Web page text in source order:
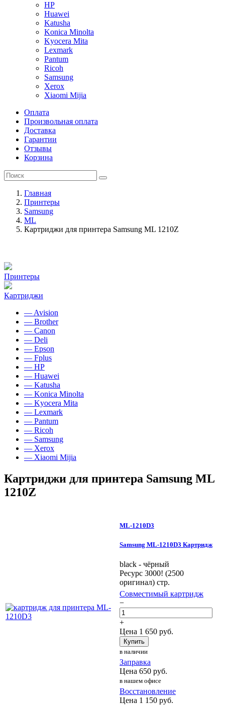
HP
Huawei
Katusha
Konica Minolta
Kyocera Mita
Lexmark
Pantum
Ricoh
Samsung
Xerox
Xiaomi Mijia
Оплата
Произвольная оплата
Доставка
Гарантии
Отзывы
Корзина
Главная
Принтеры
Samsung
ML
Картриджи для принтера Samsung ML 1210Z
Принтеры
Картриджи
— Avision
— Brother
— Canon
— Deli
— Epson
— Fplus
— HP
— Huawei
— Katusha
— Konica Minolta
— Kyocera Mita
— Lexmark
— Pantum
— Ricoh
— Samsung
— Xerox
— Xiaomi Mijia
Картриджи для принтера Samsung ML
1210Z
ML-1210D3
Samsung ML-1210D3 Картридж
black - чёрный
Ресурс 3000! (2500
оригинал) стр.
Совместимый картридж
−
+
Цена 1 650 руб.
Купить
в наличии
Заправка
Цена 650 руб.
в нашем офисе
Восстановление
Цена 1 150 руб.